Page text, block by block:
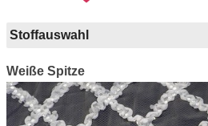
Stoffauswahl
Weiße Spitze